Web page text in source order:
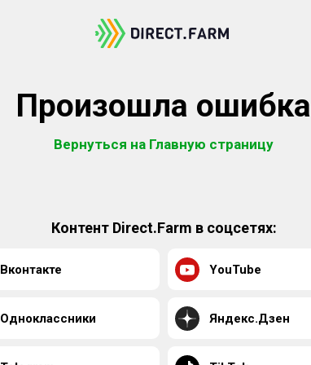
Произошла ошибка
Вернуться на Главную страницу
Контент Direct.Farm в соцсетях:
Вконтакте YouTube
Одноклассники Яндекс.Дзен